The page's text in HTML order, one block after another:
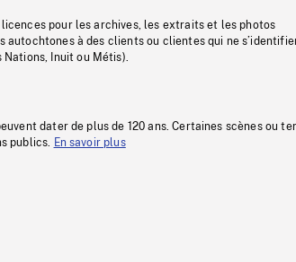
licences pour les archives, les extraits et les photos
à des clients ou clientes qui ne
Inuit ou Métis).
dater de plus de 120 ans. Certaines scènes ou
publics.
En savoir plus